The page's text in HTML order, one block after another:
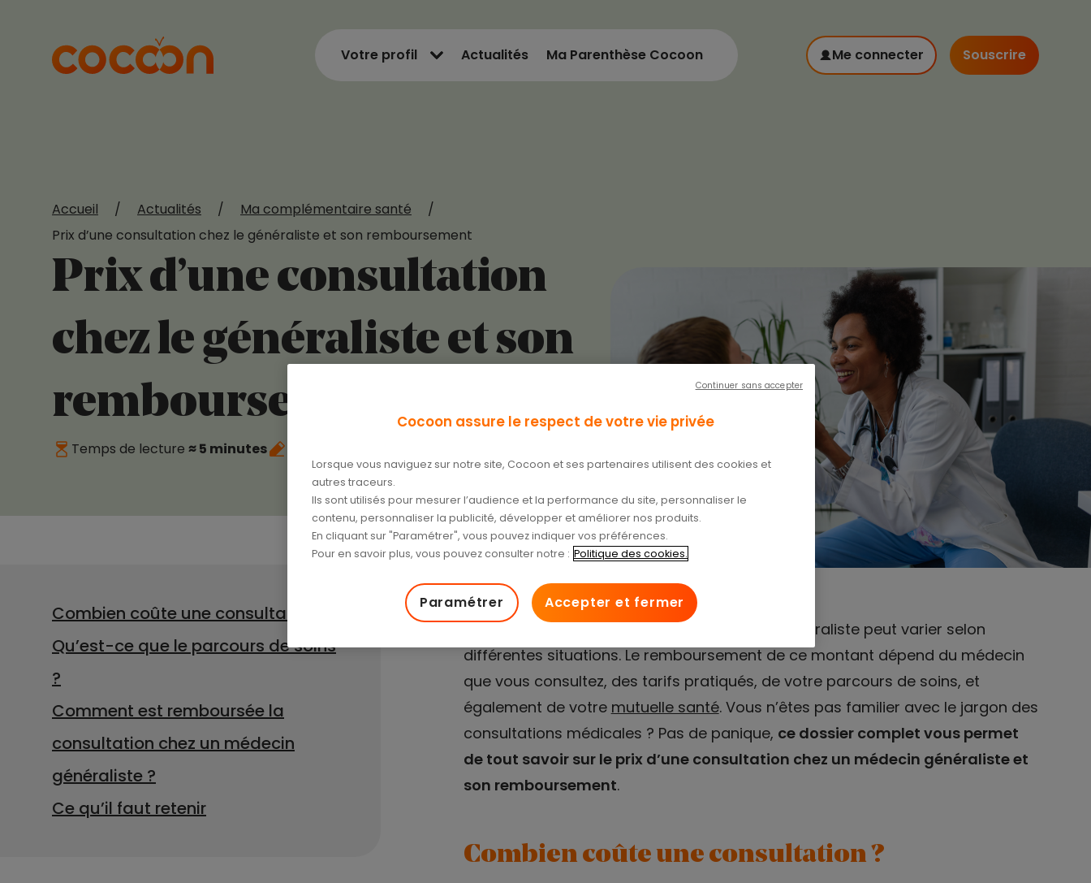
Votre profil Actualités Ma Parenthèse Cocoon Me connecter Souscrire
Accueil / Actualités / Ma complémentaire santé
/
Prix d’une consultation chez le généraliste et son remboursement
Prix d’une consultation
chez le généraliste et son
remboursement.
Temps de lecture ≈ 5 minutes
Combien coûte une consultation ?
Qu’est-ce que le parcours de soins
?
Comment est remboursée la
consultation chez un médecin
généraliste ?
Ce qu’il faut retenir
Le prix d’une consultation chez un médecin généraliste peut varier selon
différentes situations. Le remboursement de ce montant dépend du médecin
que vous consultez, des tarifs pratiqués, de votre parcours de soins, et
également de votre mutuelle santé. Vous n’êtes pas familier avec le jargon des
consultations médicales ? Pas de panique, ce dossier complet vous permet
de tout savoir sur le prix d’une consultation chez un médecin généraliste et
son remboursement.
Combien coûte une consultation ?
Cocoon assure le respect de votre vie privée
Lorsque vous naviguez sur notre site, Cocoon et ses partenaires utilisent des cookies et
autres traceurs.
Ils sont utilisés pour mesurer l’audience et la performance du site, personnaliser le
contenu, personnaliser la publicité, développer et améliorer nos produits.
En cliquant sur "Paramétrer", vous pouvez indiquer vos préférences.
Pour en savoir plus, vous pouvez consulter notre : Politique des cookies.
Accepter et fermer
Paramétrer
Continuer sans accepter